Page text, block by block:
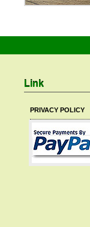
Link
PRIVACY POLICY